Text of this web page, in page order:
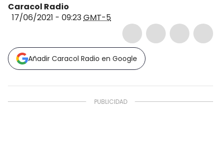
Caracol Radio
17/06/2021 - 09:23GMT-5
Añadir Caracol Radio en Google